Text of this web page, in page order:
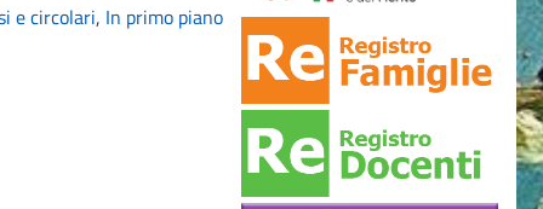
e circolari, In primo piano